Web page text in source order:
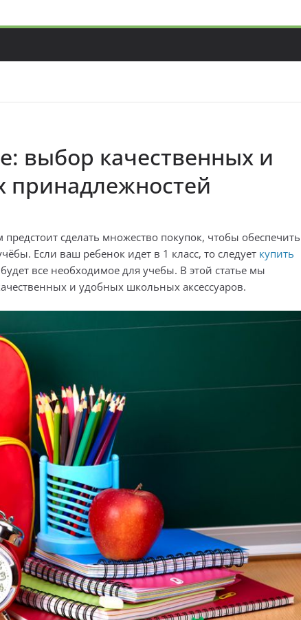
выбор качественных и
сделать множество покупок, чтобы обеспечить
Если ваш ребенок идет в 1 класс, то следует купить
все необходимое для учебы. В этой статье мы
и удобных школьных аксессуаров.